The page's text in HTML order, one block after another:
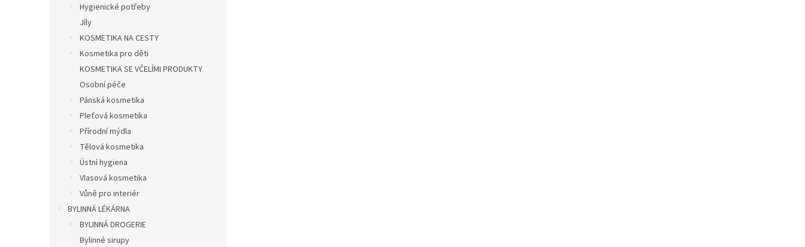
Hygienické potřeby
Jíly
KOSMETIKA NA CESTY
Kosmetika pro děti
KOSMETIKA SE VČELÍMI PRODUKTY
Osobní péče
Pánská kosmetika
Pleťová kosmetika
Přírodní mýdla
Tělová kosmetika
Ústní hygiena
Vlasová kosmetika
Vůně pro interiér
BYLINNÁ LÉKÁRNA
BYLINNÁ DROGERIE
Bylinné sirupy